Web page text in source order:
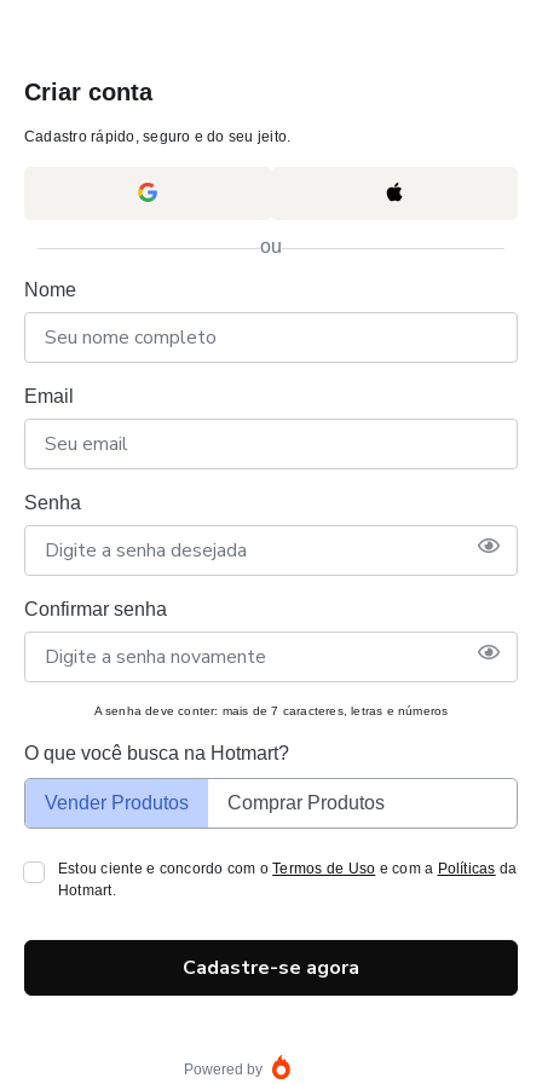
Criar conta
Cadastro rápido, seguro e do seu jeito.
ou
Nome
Email
Senha
Confirmar senha
A senha deve conter: mais de 7 caracteres, letras e números
O que você busca na Hotmart?
Vender Produtos Comprar Produtos
Estou ciente e concordo com oTermos de Uso e com a Políticas da
Hotmart.
Cadastre-se agora
Powered by